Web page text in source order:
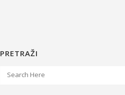
PRETRAŽI